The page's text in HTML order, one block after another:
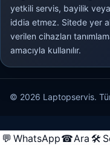
yetkili servis, bayilik
iddia etmez. Sitede yer
verilen cihazları
amacıyla kullanılır.
© 2026 Laptopservis.
💬 WhatsApp☎Ara 🛠